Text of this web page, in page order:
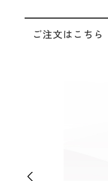
ご注文はこちら